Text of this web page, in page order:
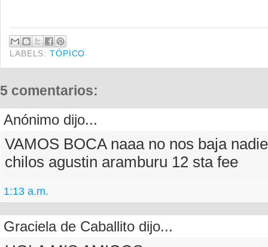
LABELS:TÓPICO
5 comentarios:
Anónimo dijo...
VAMOS BOCA naaa no nos baja
chilos agustin aramburu 12 sta fee
1:13 a.m.
Graciela de Caballito dijo...